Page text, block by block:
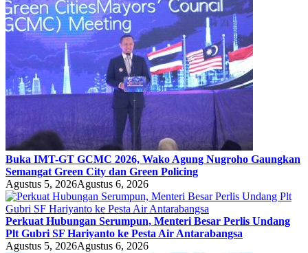
Buka IMT-GT GCMC 2026, Wako Agung Nugroho Gaungkan
Semangat Green City dan Green Policing
Agustus 5, 2026Agustus 6, 2026
Perkuat Hubungan Serumpun, Menteri Besar Perlis Undang
Plt Gubri SF Hariyanto ke Pesta Air Antarabangsa
Agustus 5, 2026Agustus 6, 2026